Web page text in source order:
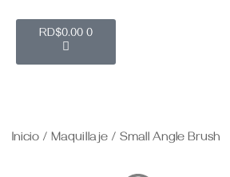
RD$0.00 0
Inicio / Maquillaje / Small Angle Brush